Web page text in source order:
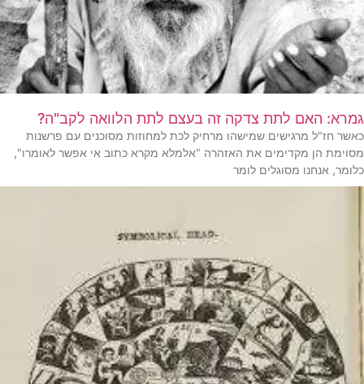
גמרא: האם לתת צדקה זה בעצם לתת הלוואה לקב"ה?
כאשר חז"ל מרגישים שמישהו מרחיק לכת למחוזות מסוכנים עם פרשנות
מסוימת הן מקדימים את האזהרה "אלמלא מקרא כתוב אי אפשר לאומרו",
כלומר, אנחנו מסוגלים לומר